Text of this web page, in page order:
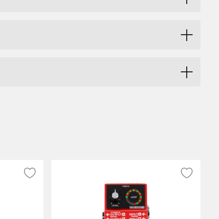
amp or a high-end custom stack.
such as the Dunlop